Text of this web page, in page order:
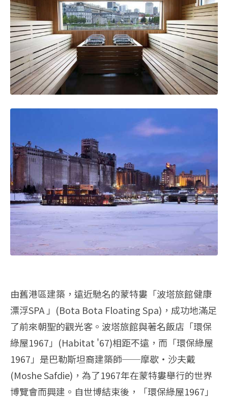
由舊港區建築，遠近馳名的蒙特婁「波塔旅館健康
漂浮SPA 」(Bota Bota Floating Spa)，成功地滿足
了前來朝聖的觀光客。波塔旅館與著名飯店「環保
綠屋1967」(Habitat '67)相距不遠，而「環保綠屋
1967」是巴勒斯坦裔建築師──摩歇‧沙夫戴
(Moshe Safdie)，為了1967年在蒙特婁舉行的世界
博覽會而興建。自世博結束後，「環保綠屋1967」